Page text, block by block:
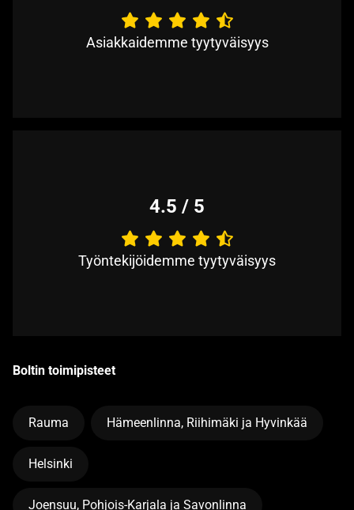
Asiakkaidemme tyytyväisyys
4.5 / 5
Työntekijöidemme tyytyväisyys
Boltin toimipisteet
Rauma Hämeenlinna, Riihimäki ja Hyvinkää
Helsinki
Joensuu, Pohjois-Karjala ja Savonlinna